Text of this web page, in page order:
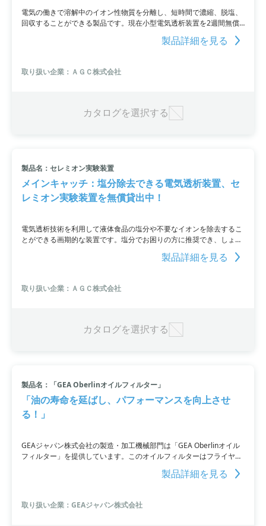
電気の働きで溶解中のイオン性物質を分離し、短時間で濃縮、脱塩、
回収することができる製品です。現在小型電気透析装置を2週間無償
で提供していますので、導入を検討している方や興味のある方にはお
すすめできます。無償貸出は予告なく終了する場合があるのでご了承
製品詳細を見る
取り扱い企業：ＡＧＣ株式会社
カタログを選択する
製品名：セレミオン実験装置
メインキャッチ：塩分除去できる電気透析装置、セ
レミオン実験装置を無償貸出中！
電気透析技術を利用して液体食品の塩分や不要なイオンを除去するこ
とができる画期的な装置です。塩分でお困りの方に推奨でき、しょう
ゆや調味液などの液体食品に含まれる塩分の脱塩・分離などの実績も
あります。小型の電気透析装置を2週間無償でお試しいただくことも
はお問い合わせいただくか、カタログをダウンロードしてください。
製品詳細を見る
取り扱い企業：ＡＧＣ株式会社
カタログを選択する
製品名：「GEA Oberlinオイルフィルター」
「油の寿命を延ばし、パフォーマンスを向上させ
る！」
GEAジャパン株式会社の製造・加工機械部門は「GEA Oberlinオイル
フィルター」を提供しています。このオイルフィルターはフライヤー
用油のろ過に使用され、油の寿命を3〜5倍に延ばすことができます。
さらに沈殿物や固形物を乾燥させ廃棄物にすることで、費用対効果や
が油に影響を与える前に即座に除去され、製品の品質と風味を向上さ
せることが可能。このオイルフィルターは、GEA EasyFry（XL）用の
製品詳細を見る
取り扱い企業：GEAジャパン株式会社